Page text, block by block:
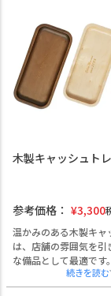
化（エイジング）が魅
ブラック・ブラウン
展開で、店舗の雰囲
定が可能です。
企業名やロゴの刻印、
ージの名入れにも対応
フト包装や手提げ袋に
木製キャッシュト
参考価格： ¥3,300
温かみのある木製キャ
は、店舗の雰囲気を引
な備品として最適です。
カフェやレストランを
室、サロン、ホテルの